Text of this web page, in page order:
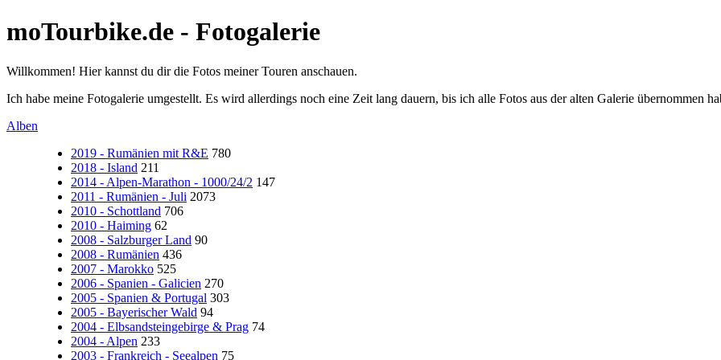
moTourbike.de - Fotogalerie
Willkommen! Hier kannst du dir die Fotos meiner Touren anschauen.
Ich habe meine Fotogalerie umgestellt. Es wird allerdings noch eine Zeit lang dauern, bis ich alle Fotos aus der alten Galerie übernommen
Alben
2019 - Rumänien mit R&E 780
2018 - Island 211
2014 - Alpen-Marathon - 1000/24/2 147
2011 - Rumänien - Juli 2073
2010 - Schottland 706
2010 - Haiming 62
2008 - Salzburger Land 90
2008 - Rumänien 436
2007 - Marokko 525
2006 - Spanien - Galicien 270
2005 - Spanien & Portugal 303
2005 - Bayerischer Wald 94
2004 - Elbsandsteingebirge & Prag 74
2004 - Alpen 233
2003 - Frankreich - Seealpen 75